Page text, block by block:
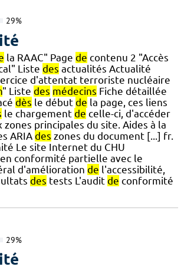
29%
la RAAC" Page de contenu 2 "Accès
Liste des actualités Actualité
d'attentat terroriste nucléaire
" Liste des médecins Fiche détaillée
dès le début de la page, ces liens
le chargement de celle-ci, d'accéder
principales du site. Aides à la
ARIA des zones du document [...] fr.
Le site Internet du CHU
conformité partielle avec le
d'amélioration de l'accessibilité,
des tests L'audit de conformité
29%